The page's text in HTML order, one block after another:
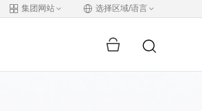
集团网站 选择区域/语言